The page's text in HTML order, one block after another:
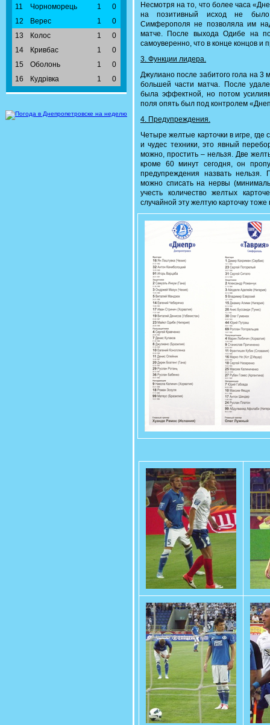
11
Чорноморець 1
0
12
Верес 1
0
13
Колос 1
0
14
Кривбас 1
0
15
Оболонь 1
0
16
Кудрівка 1 0
Несмотря на то, что более часа
на позитивный исход не
Симферополя не позволяла им
матче. После выхода Одибе на
самоуверенно, что в конце концов и
3. Функции лидера.
Джулиано после забитого гола на
большей части матча. После
была эффектной, но потом
поля опять был под контролем
4. Предупреждения.
Четыре желтые карточки в игре,
и чудес техники, это явный
можно, простить – нельзя. Две
кроме 60 минут сегодня, он
предупреждения назвать нельзя.
можно списать на нервы
учесть количество желтых
случайной эту желтую карточку